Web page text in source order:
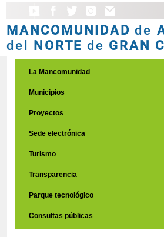
MANCOMUNIDAD de
del NORTE de GRAN
La Mancomunidad
Municipios
Proyectos
Sede electrónica
Turismo
Transparencia
Parque tecnológico
Consultas públicas